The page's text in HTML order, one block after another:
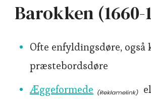
Barokken (1660-
Ofte enfyldingsdøre, også
præstebordsdøre
Æggeformede